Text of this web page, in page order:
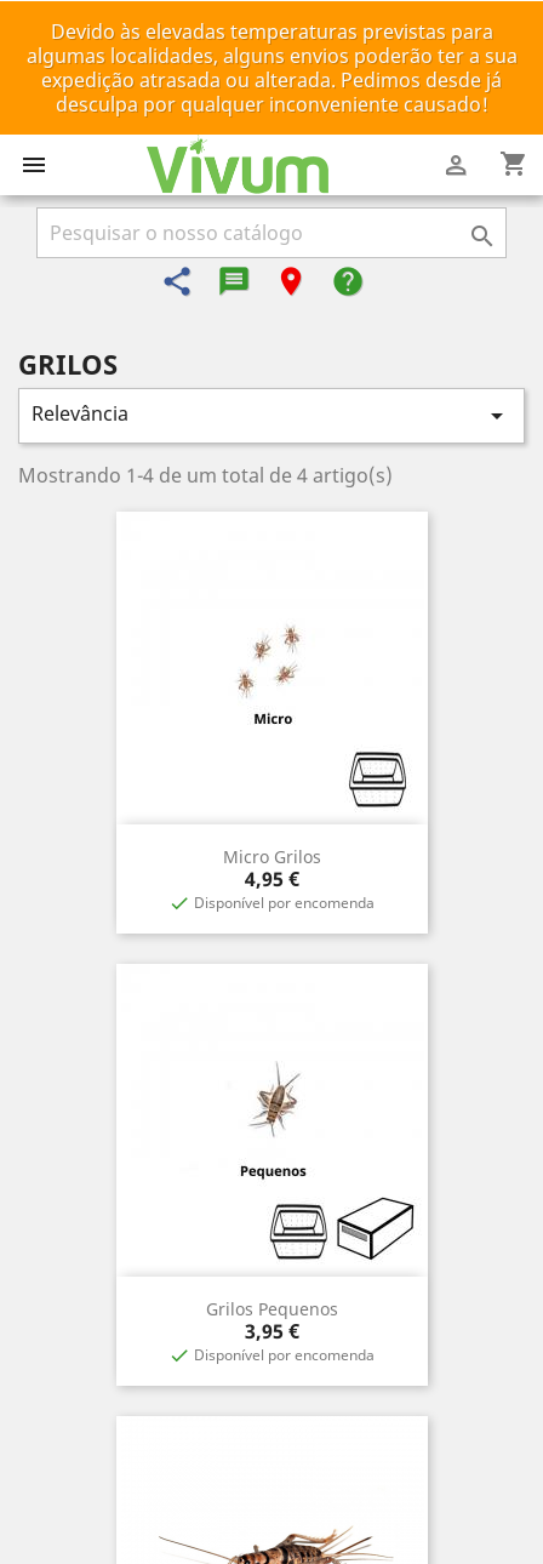
Devido às elevadas temperaturas previstas para
algumas localidades, alguns envios poderão ter a sua
expedição atrasada ou alterada. Pedimos desde já
desculpa por qualquer inconveniente causado!
 shopping_cart


share message-reply-text
room help
GRILOS
Relevância 
Mostrando 1-4 de um total de 4 artigo(s)
Micro Grilos
Preço
4,95 €
 Disponível por encomenda
Grilos Pequenos
Preço
3,95 €
 Disponível por encomenda